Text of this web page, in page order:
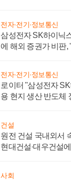
전자·전기·정보통신
삼성전자 SK하이닉
에 해외 증권가 비판,
전자·전기·정보통신
로이터 "삼성전자
용 현지 생산 반도체
건설
원전 건설 국내외서
현대건설·대우건설
사회